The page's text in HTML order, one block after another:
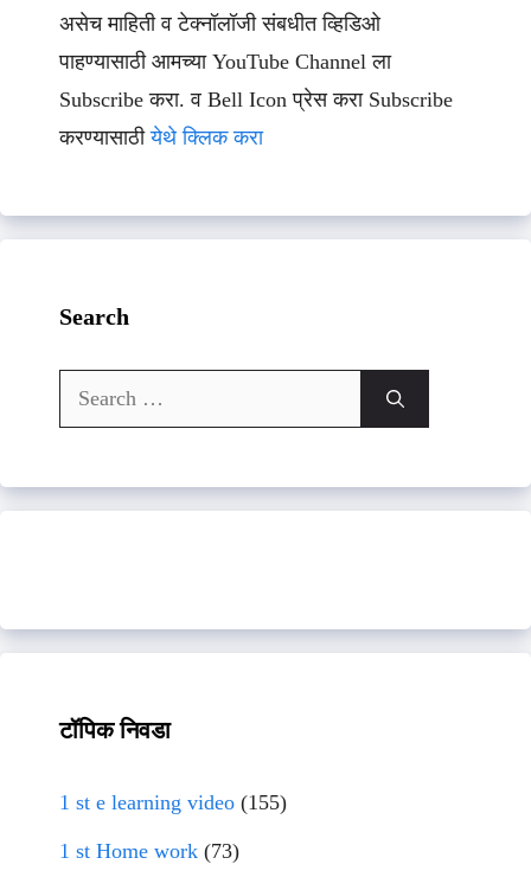
असेच माहिती व टेक्नॉलॉजी संबधीत व्हिडिओ
पाहण्यासाठी आमच्या YouTube Channel ला
Subscribe करा. व Bell Icon प्रेस करा Subscribe
करण्यासाठीयेथे क्लिक करा
Search
Search
for:
टॉपिक निवडा
1 st e learning video (155)
1 st Home work (73)